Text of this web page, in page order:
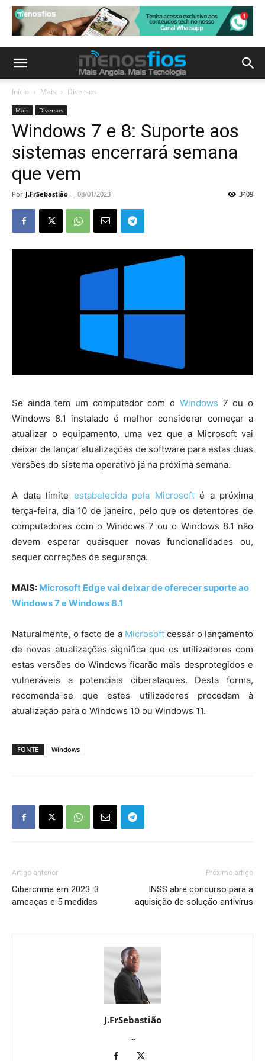
Início Mais Diversos
Mais Diversos
Windows 7 e 8: Suporte aos
sistemas encerrará semana
que vem
Por J.FrSebastião - 08/01/2023 3409
Se ainda tem um computador com o Windows 7 ou o
Windows 8.1 instalado é melhor considerar começar a
atualizar o equipamento, uma vez que a Microsoft vai
deixar de lançar atualizações de software para estas duas
versões do sistema operativo já na próxima semana.
A data limite estabelecida pela Microsofté a próxima
terça-feira, dia 10 de janeiro, pelo que os detentores de
computadores com o Windows 7 ou o Windows 8.1 não
devem esperar quaisquer novas funcionalidades ou,
sequer correções de segurança.
MAIS: Microsoft Edge vai deixar de oferecer suporte ao
Windows 7 e Windows 8.1
Naturalmente, o facto de a Microsoftcessar o lançamento
de novas atualizações significa que os utilizadores com
estas versões do Windows ficarão mais desprotegidos e
vulneráveis a potenciais ciberataques. Desta forma,
recomenda-se que estes utilizadores procedam à
atualização para o Windows 10 ou Windows 11.
FONTE Windows
Artigo anterior
Cibercrime em 2023: 3
ameaças e 5 medidas
Próximo artigo
INSS abre concurso para a
aquisição de solução antivírus
J.FrSebastião
...